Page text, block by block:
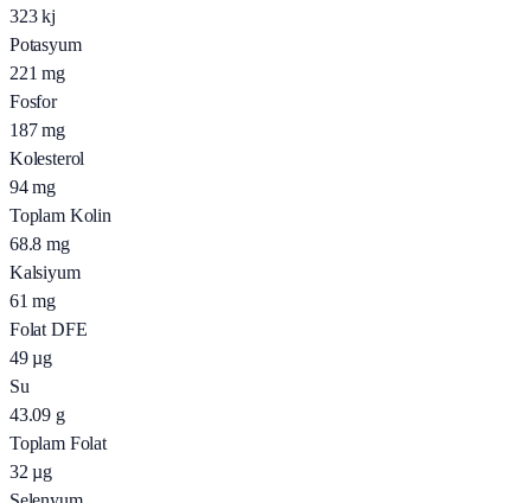
323 kj
Potasyum
221 mg
Fosfor
187 mg
Kolesterol
94 mg
Toplam Kolin
68.8 mg
Kalsiyum
61 mg
Folat DFE
49 µg
Su
43.09 g
Toplam Folat
32 µg